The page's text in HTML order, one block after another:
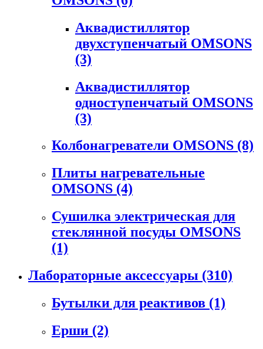
Аквадистиллятор
двухступенчатый OMSONS
(3)
Аквадистиллятор
одноступенчатый OMSONS
(3)
Колбонагреватели OMSONS (8)
Плиты нагревательные
OMSONS (4)
Сушилка электрическая для
стеклянной посуды OMSONS
(1)
Лабораторные аксессуары (310)
Бутылки для реактивов (1)
Ерши (2)